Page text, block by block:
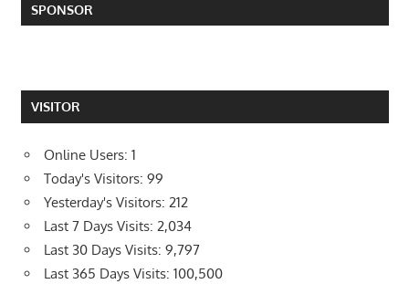
SPONSOR
VISITOR
Online Users: 1
Today's Visitors: 99
Yesterday's Visitors: 212
Last 7 Days Visits: 2,034
Last 30 Days Visits: 9,797
Last 365 Days Visits: 100,500